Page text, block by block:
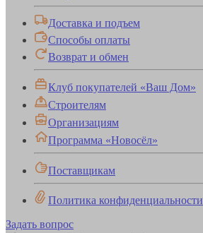
Доставка и подъем
Способы оплаты
Возврат и обмен
Клуб покупателей «Ваш Дом»
Строителям
Организациям
Программа «Новосёл»
Поставщикам
Политика конфиденциальности
Задать вопрос